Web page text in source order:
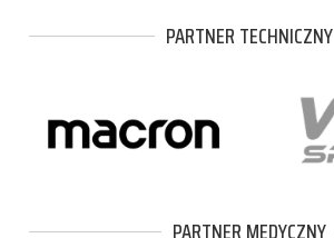
PARTNER TECHNICZNY